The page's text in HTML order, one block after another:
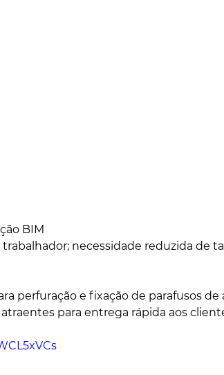
BIM
necessidade reduzida de
perfuração e fixação de parafusos de
para entrega rápida aos